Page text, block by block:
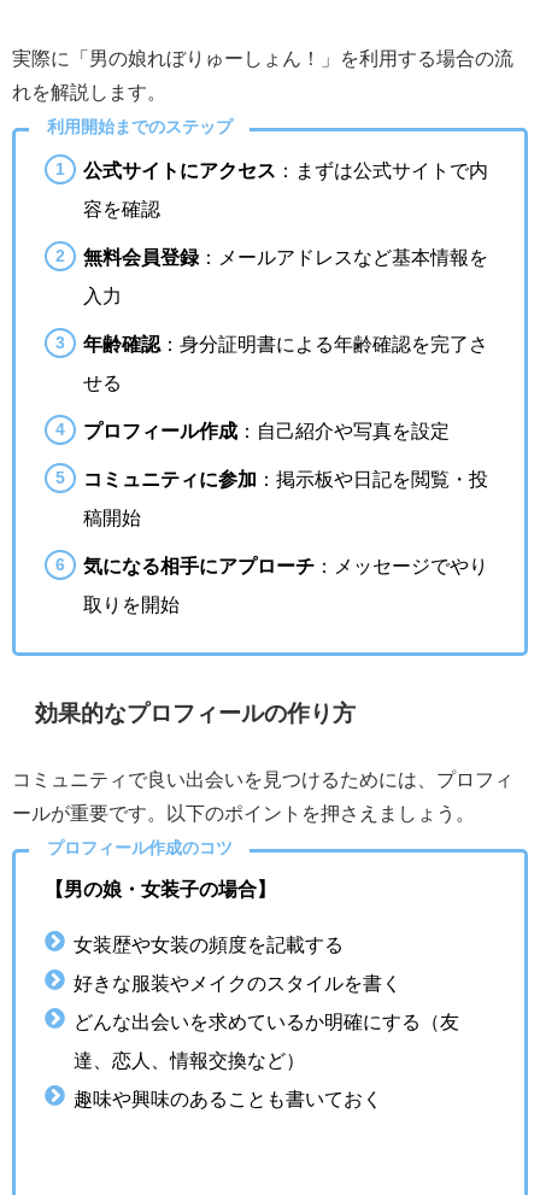
実際に「男の娘れぼりゅーしょん！」を利用する場合の流
れを解説します。
利用開始までのステップ
公式サイトにアクセス ：まずは公式サイトで内
容を確認
無料会員登録：メールアドレスなど基本情報を
入力
年齢確認 ：身分証明書による年齢確認を完了さ
せる
プロフィール作成 ：自己紹介や写真を設定
コミュニティに参加 ：掲示板や日記を閲覧・投
稿開始
気になる相手にアプローチ ：メッセージでやり
取りを開始
効果的なプロフィールの作り方
コミュニティで良い出会いを見つけるためには、プロフィ
ールが重要です。以下のポイントを押さえましょう。
プロフィール作成のコツ
【男の娘・女装子の場合】
女装歴や女装の頻度を記載する
好きな服装やメイクのスタイルを書く
どんな出会いを求めているか明確にする（友
達、恋人、情報交換など）
趣味や興味のあることも書いておく